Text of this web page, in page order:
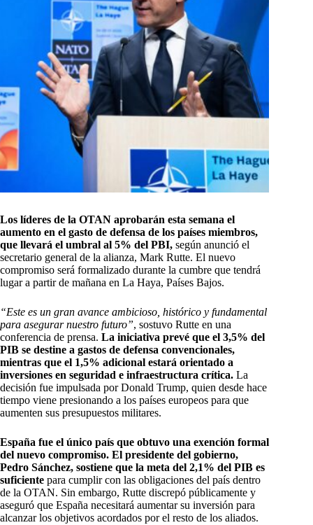
Los líderes de la OTAN aprobarán esta semana el
aumento en el gasto de defensa de los países miembros,
que llevará el umbral al 5% del PBI, según anunció el
secretario general de la alianza, Mark Rutte. El nuevo
compromiso será formalizado durante la cumbre que tendrá
lugar a partir de mañana en La Haya, Países Bajos.
“Este es un gran avance ambicioso, histórico y fundamental
para asegurar nuestro futuro”, sostuvo Rutte en una
conferencia de prensa. La iniciativa prevé que el 3,5% del
PIB se destine a gastos de defensa convencionales,
mientras que el 1,5% adicional estará orientado a
inversiones en seguridad e infraestructura crítica. La
decisión fue impulsada por Donald Trump, quien desde hace
tiempo viene presionando a los países europeos para que
aumenten sus presupuestos militares.
España fue el único país que obtuvo una exención formal
del nuevo compromiso. El presidente del gobierno,
Pedro Sánchez, sostiene que la meta del 2,1% del PIB es
suficiente para cumplir con las obligaciones del país dentro
de la OTAN. Sin embargo, Rutte discrepó públicamente y
aseguró que España necesitará aumentar su inversión para
alcanzar los objetivos acordados por el resto de los aliados.